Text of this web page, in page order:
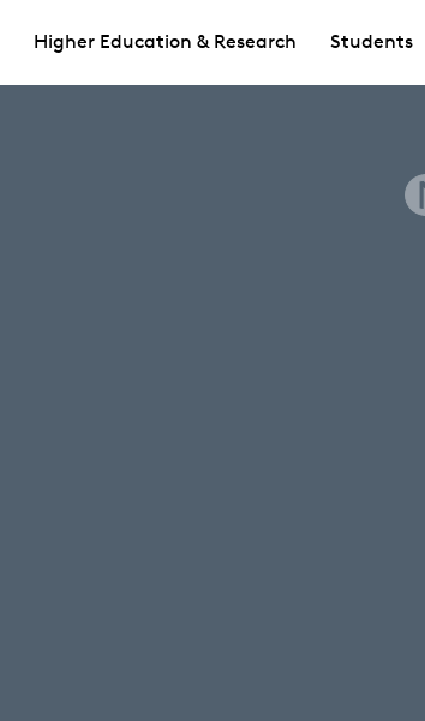
Higher Education & Research Students